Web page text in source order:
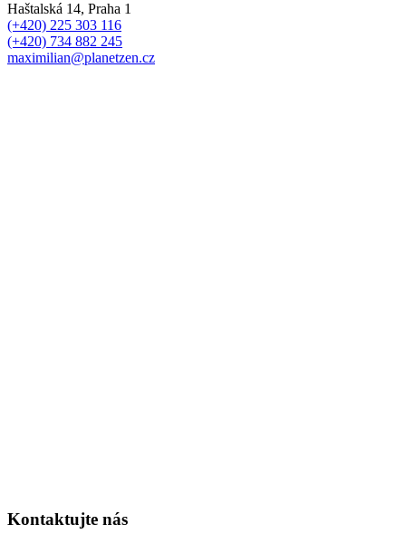
Haštalská 14, Praha 1
(+420) 225 303 116
(+420) 734 882 245
maximilian@planetzen.cz
Kontaktujte nás